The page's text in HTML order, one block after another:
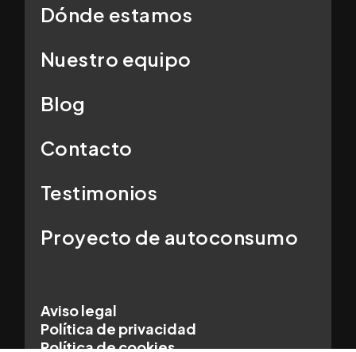
Dónde estamos
Nuestro equipo
Blog
Contacto
Testimonios
Proyecto de autoconsumo
Aviso legal
Política de privacidad
Política de cookies